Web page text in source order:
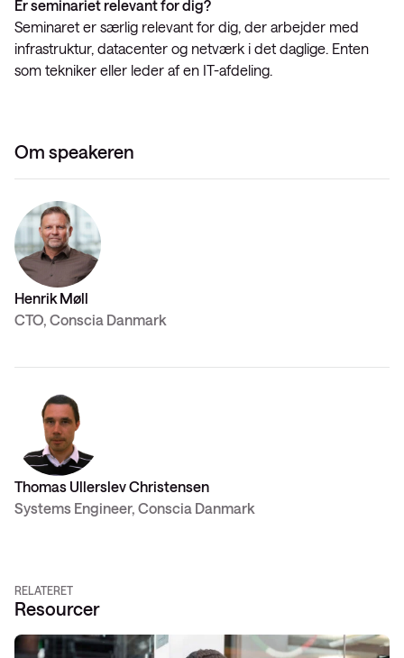
Er seminariet relevant for dig?
Seminaret er særlig relevant for dig, der arbejder med
infrastruktur, datacenter og netværk i det daglige. Enten
som tekniker eller leder af en IT-afdeling.
Om speakeren
Henrik Møll
CTO, Conscia Danmark
Thomas Ullerslev Christensen
Systems Engineer, Conscia Danmark
RELATERET
Resourcer